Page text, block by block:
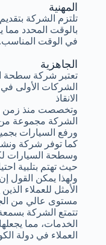
المهنية
تلتزم الشركة
بالوقت المحدد مما
في الوقت المناسب.
الجاهزية
تعتبر شركة سطحة
الشركات الأولى
الانقاذ
وتخصصت منذ زمن
الشركة مجموعة
ورفع السيارات
كما توفر شركة
وسطحة السيارات
حيث تهتم بتلبية
ولهذا يمكن القول
الأمثل للعملاء
مستوى عالي من
تتمتع الشركة
الخدمات، مما
العملاء في دولة